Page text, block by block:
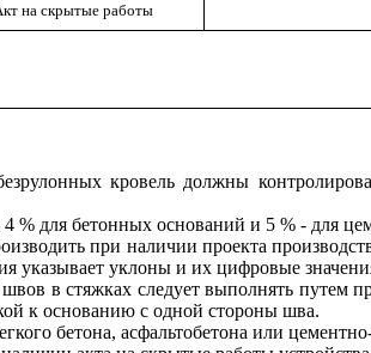
на скрытые работы
кровель должны
% для бетонных оснований и 5 % - для
при наличии проекта
указывает уклоны и их цифровые
в стяжках следует выполнять путем
к основанию с одной стороны шва.
бетона, асфальтобетона или